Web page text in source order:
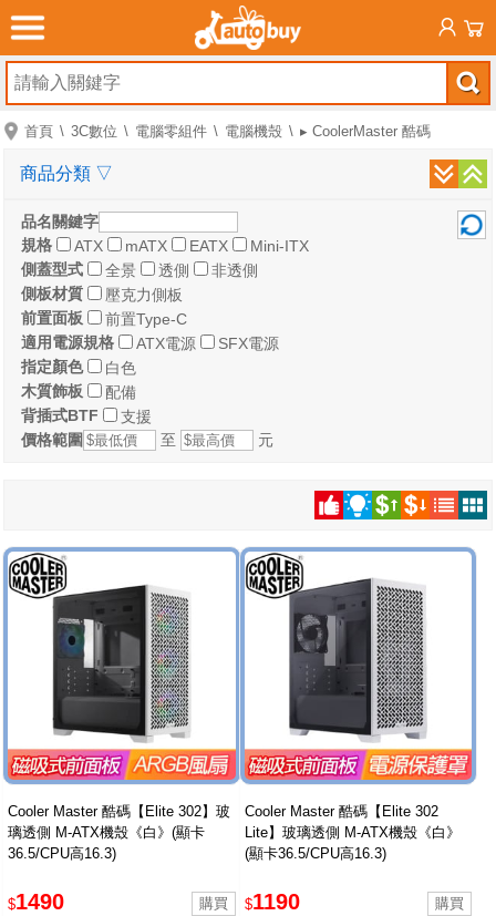
首頁 3C數位 電腦零組件 電腦機殼 ▸ CoolerMaster 酷碼
品名關鍵字
規格
ATX mATX EATX
Mini-ITX
側蓋型式
全景 透側
非透側
側板材質
壓克力側板
前置面板
前置Type-C
適用電源規格
ATX電源
SFX電源
指定顏色
白色
木質飾板
配備
背插式BTF
支援
價格範圍
至 元
Cooler Master 酷碼【Elite 302】玻
璃透側 M-ATX機殼《白》(顯卡
36.5/CPU高16.3)
$1490
Cooler Master 酷碼【Elite 302
Lite】玻璃透側 M-ATX機殼《白》
(顯卡36.5/CPU高16.3)
$1190
商品分類 ▽